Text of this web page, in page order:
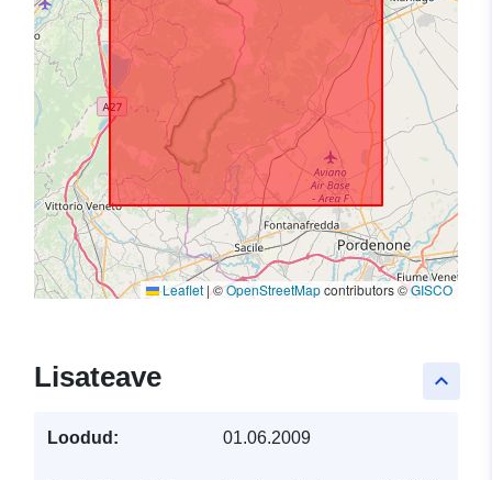
Leaflet |©OpenStreetMapcontributors ©GISCO
keyboard_arrow_up
Lisateave
Loodud: 01.06.2009